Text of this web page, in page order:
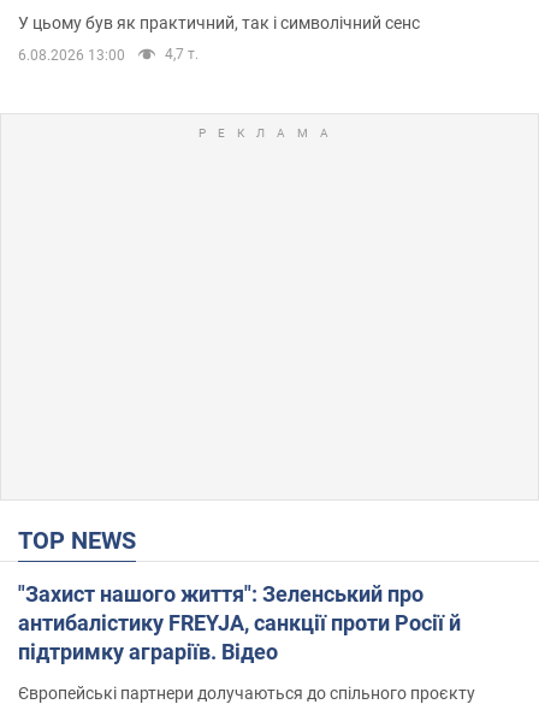
У цьому був як практичний, так і символічний сенс
6.08.2026 13:00 4,7 т.
TOP NEWS
"Захист нашого життя": Зеленський про
антибалістику FREYJA, санкції проти Росії й
підтримку аграріїв. Відео
Європейські партнери долучаються до спільного проєкту